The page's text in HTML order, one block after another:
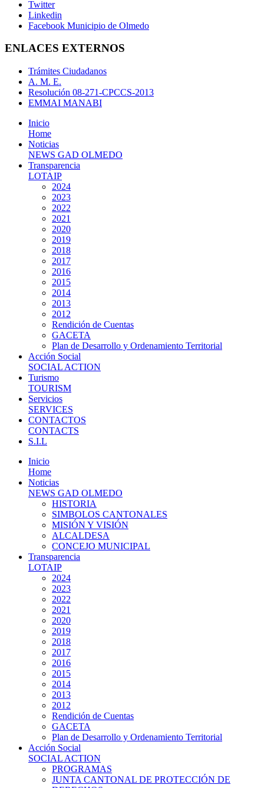
Twitter
Linkedin
Facebook Municipio de Olmedo
ENLACES EXTERNOS
Trámites Ciudadanos
A. M. E.
Resolución 08-271-CPCCS-2013
EMMAI MANABI
Inicio
Home
Noticias
NEWS GAD OLMEDO
Transparencia
LOTAIP
2024
2023
2022
2021
2020
2019
2018
2017
2016
2015
2014
2013
2012
Rendición de Cuentas
GACETA
Plan de Desarrollo y Ordenamiento Territorial
Acción Social
SOCIAL ACTION
Turismo
TOURISM
Servicios
SERVICES
CONTACTOS
CONTACTS
S.I.L
Inicio
Home
Noticias
NEWS GAD OLMEDO
HISTORIA
SIMBOLOS CANTONALES
MISIÓN Y VISIÓN
ALCALDESA
CONCEJO MUNICIPAL
Transparencia
LOTAIP
2024
2023
2022
2021
2020
2019
2018
2017
2016
2015
2014
2013
2012
Rendición de Cuentas
GACETA
Plan de Desarrollo y Ordenamiento Territorial
Acción Social
SOCIAL ACTION
PROGRAMAS
JUNTA CANTONAL DE PROTECCIÓN DE